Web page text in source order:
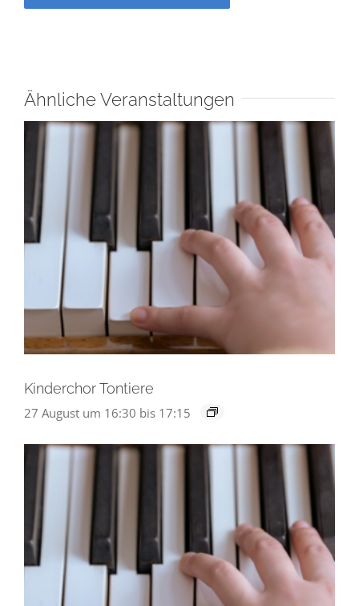
Ähnliche Veranstaltungen
Kinderchor Tontiere
27 August um 16:30 bis 17:15